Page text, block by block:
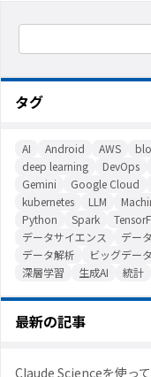
タグ
AI Android AWS
deep learning
DevOps
Gemini
Google Cloud
kubernetes
LLM
Python
Spark
データサイエンス
デー
データ解析
ビッグデータ
深層学習
生成AI 統計
最新の記事
Claude Scienceを使っ